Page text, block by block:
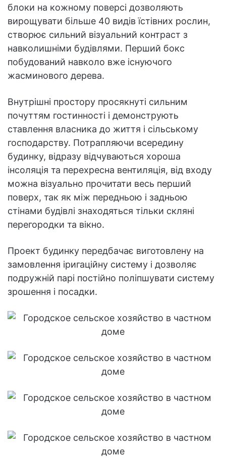
блоки на кожному поверсі дозволяють
вирощувати більше 40 видів їстівних рослин,
створює сильний візуальний контраст з
навколишніми будівлями. Перший бокс
побудований навколо вже існуючого
жасминового дерева.
Внутрішні простору просякнуті сильним
почуттям гостинності і демонструють
ставлення власника до життя і сільському
господарству. Потрапляючи всередину
будинку, відразу відчуваються хороша
інсоляція та перехресна вентиляція, від входу
можна візуально прочитати весь перший
поверх, так як між передньою і задньою
стінами будівлі знаходяться тільки скляні
перегородки та вікно.
Проект будинку передбачає виготовлену на
замовлення іригаційну систему і дозволяє
подружній парі постійно поліпшувати систему
зрошення і посадки.